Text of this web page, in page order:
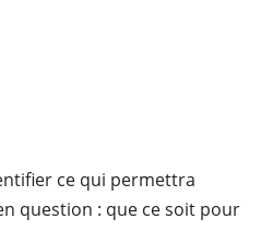
ce qui permettra
question : que ce soit pour